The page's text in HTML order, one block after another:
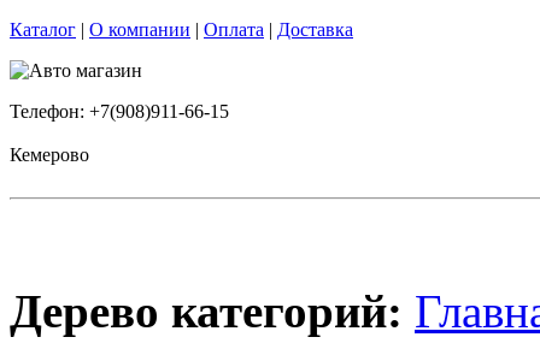
Каталог | О компании | Оплата | Доставка
Телефон: +7(908)911-66-15
Кемерово
Дерево категорий: